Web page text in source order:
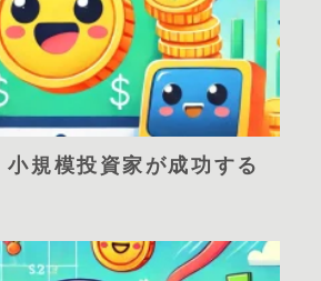
規模投資家が成功する